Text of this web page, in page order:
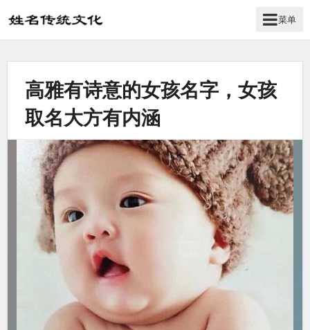
姓
_
菜单
高雅有诗意的女孩名字，女孩
取名大方有内涵